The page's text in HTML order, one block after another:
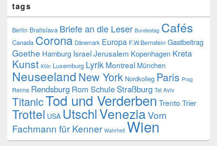
tags
Berlin Bratislava Briefe an die Leser Bundestag Cafés
Canada Corona Dänemark Europa F.W.Bernstein Gastbeitrag
Goethe Hamburg IsraelJerusalem Kopenhagen Kreta
Kunst Köln Luxemburg Lyrik Montreal München
Neuseeland New York Nordkolleg Paris Prag
Reims Rendsburg Rom Schule Straßburg Tel Aviv
TitanicTod und Verderben Trento Trier
Trottel USA UtschlVeneziaVom
Fachmann für Kenner Wahrheit Wien